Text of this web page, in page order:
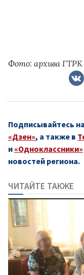
Фото: архива
Подписывайтесь
«Дзен», а также в
и «Одноклассники»
новостей региона.
ЧИТАЙТЕ ТАКЖЕ